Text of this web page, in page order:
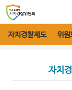
자치경찰제도 위원
자치